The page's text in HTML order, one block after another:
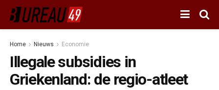
Home Nieuws Economie
Illegale subsidies in
Griekenland: de regio-atleet